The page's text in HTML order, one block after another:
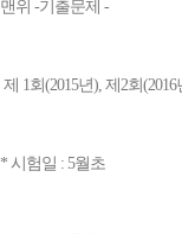
맨위 -기출문제 -
제 1회(2015년), 제2회
* 시험일 : 5월초